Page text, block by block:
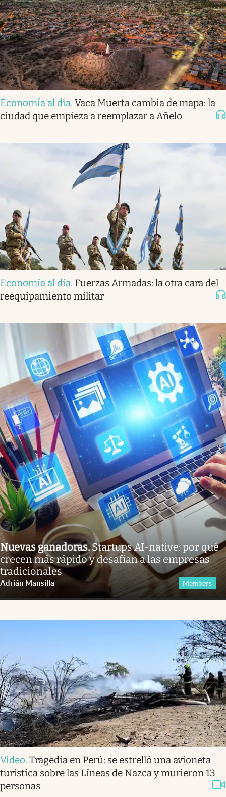
Economía al día. Vaca Muerta cambia de mapa: la
ciudad que empieza a reemplazar a Añelo
Economía al día. Fuerzas Armadas: la otra cara del
reequipamiento militar
Nuevas ganadoras.Startups AI-native: por qué
crecen más rápido y desafían a las empresas
tradicionales
Adrián Mansilla Members
Video. Tragedia en Perú: se estrelló una avioneta
turística sobre las Líneas de Nazca y murieron 13
personas